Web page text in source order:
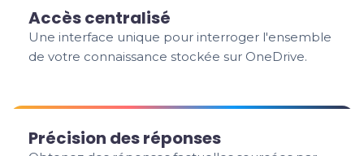
Accès centralisé
Une interface unique pour interroger l'ensemble
de votre connaissance stockée sur OneDrive.
Précision des réponses